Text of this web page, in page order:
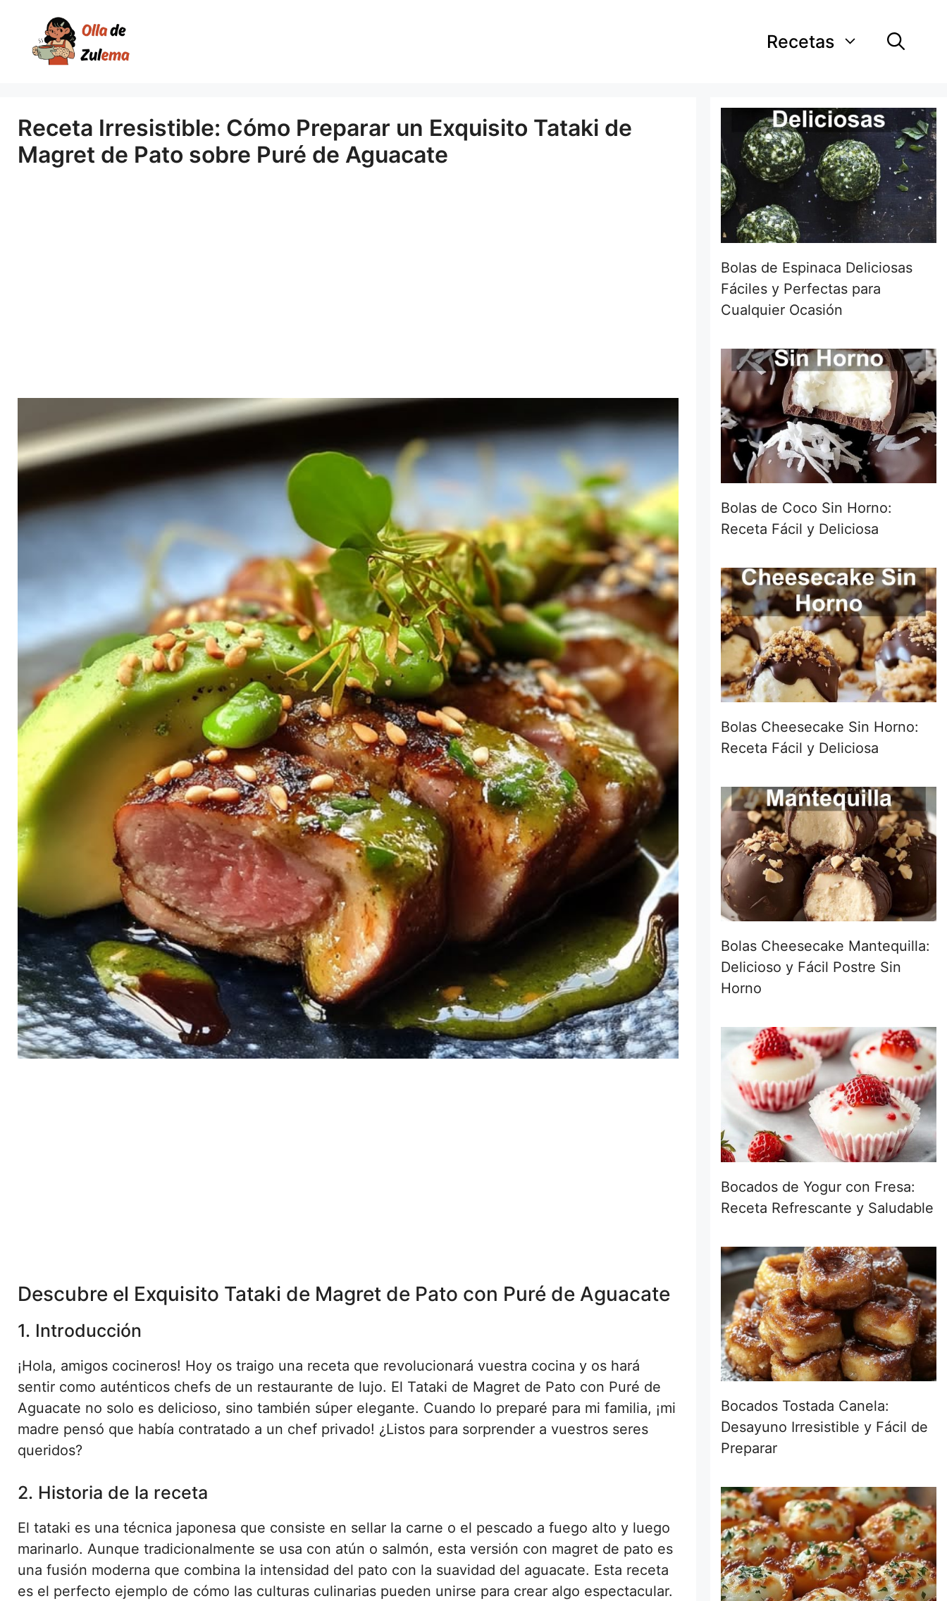
contenido
Recetas
Receta Irresistible: Cómo Preparar un Exquisito Tataki de
Magret de Pato sobre Puré de Aguacate
Descubre el Exquisito Tataki de Magret de Pato con Puré de Aguacate
1. Introducción
¡Hola, amigos cocineros! Hoy os traigo una receta que revolucionará vuestra cocina y os hará
sentir como auténticos chefs de un restaurante de lujo. El Tataki de Magret de Pato con Puré de
Aguacate no solo es delicioso, sino también súper elegante. Cuando lo preparé para mi familia, ¡mi
madre pensó que había contratado a un chef privado! ¿Listos para sorprender a vuestros seres
queridos?
2. Historia de la receta
El tataki es una técnica japonesa que consiste en sellar la carne o el pescado a fuego alto y luego
marinarlo. Aunque tradicionalmente se usa con atún o salmón, esta versión con magret de pato es
una fusión moderna que combina la intensidad del pato con la suavidad del aguacate. Esta receta
es el perfecto ejemplo de cómo las culturas culinarias pueden unirse para crear algo espectacular.
Bolas de Espinaca Deliciosas
Fáciles y Perfectas para
Cualquier Ocasión
Bolas de Coco Sin Horno:
Receta Fácil y Deliciosa
Bolas Cheesecake Sin Horno:
Receta Fácil y Deliciosa
Bolas Cheesecake Mantequilla:
Delicioso y Fácil Postre Sin
Horno
Bocados de Yogur con Fresa:
Receta Refrescante y Saludable
Bocados Tostada Canela:
Desayuno Irresistible y Fácil de
Preparar